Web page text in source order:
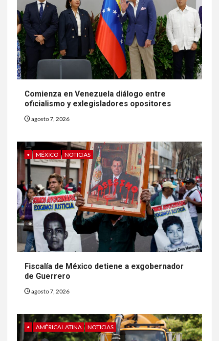
Comienza en Venezuela diálogo entre
oficialismo y exlegisladores opositores
agosto 7, 2026
• MÉXICO NOTICIAS
Fiscalía de México detiene a exgobernador
de Guerrero
agosto 7, 2026
• AMÉRICA LATINA NOTICIAS